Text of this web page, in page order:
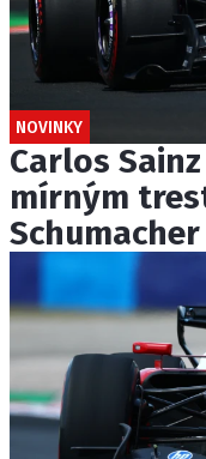
NOVINKY
Carlos
mírným
Schumacher